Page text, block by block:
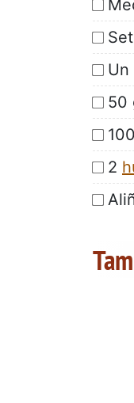
Un
50
2